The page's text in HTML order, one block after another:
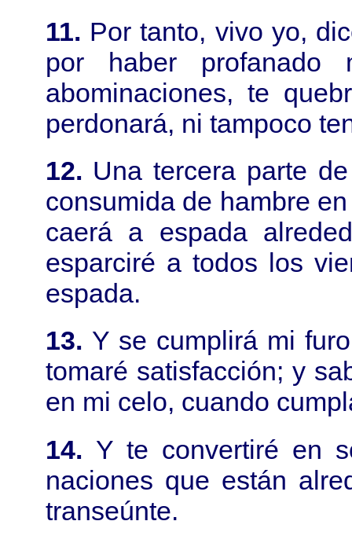
11. Por tanto, vivo yo,
por haber profanado
abominaciones, te
perdonará, ni tampoco
12. Una tercera parte
consumida de hambre
caerá a espada
esparciré a todos los
espada.
13. Y se cumplirá mi
tomaré satisfacción; y
en mi celo, cuando
14. Y te convertiré en
naciones que están
transeúnte.